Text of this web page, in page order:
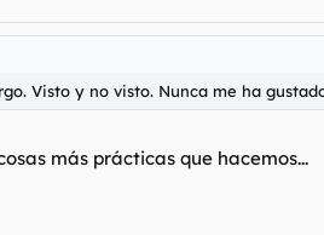
Visto y no visto. Nunca me ha
más prácticas que hacemos...